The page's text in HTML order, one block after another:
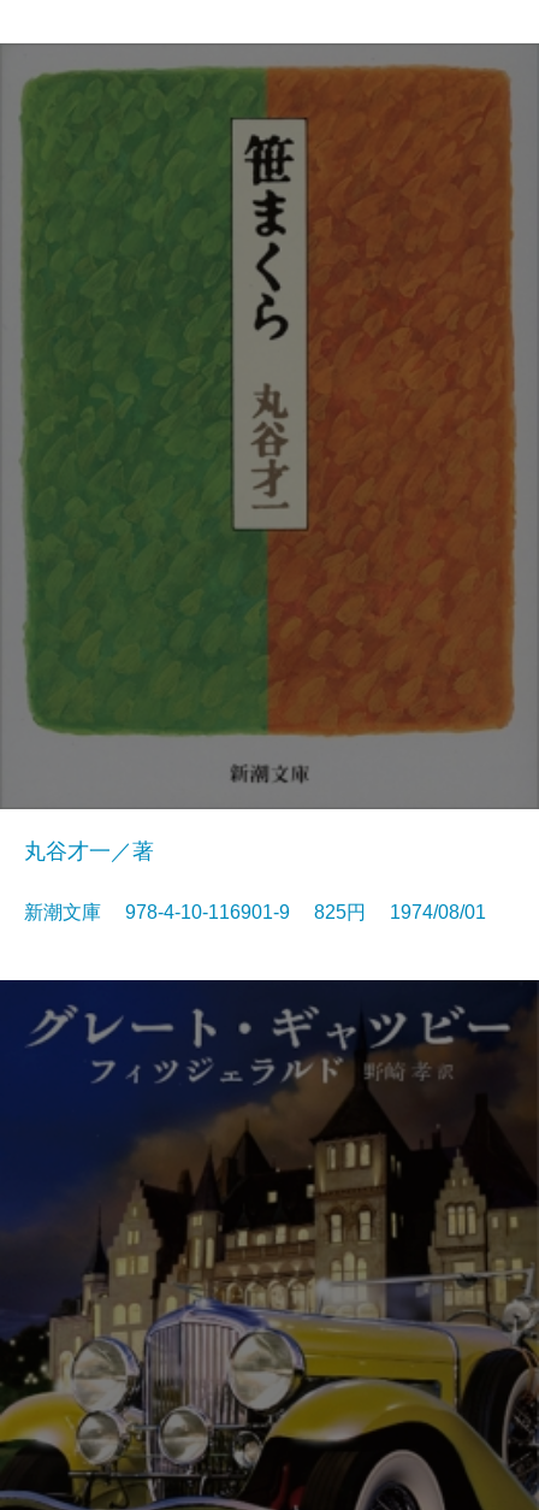
丸谷才一／著
新潮文庫 978-4-10-116901-9 825円 1974/08/01